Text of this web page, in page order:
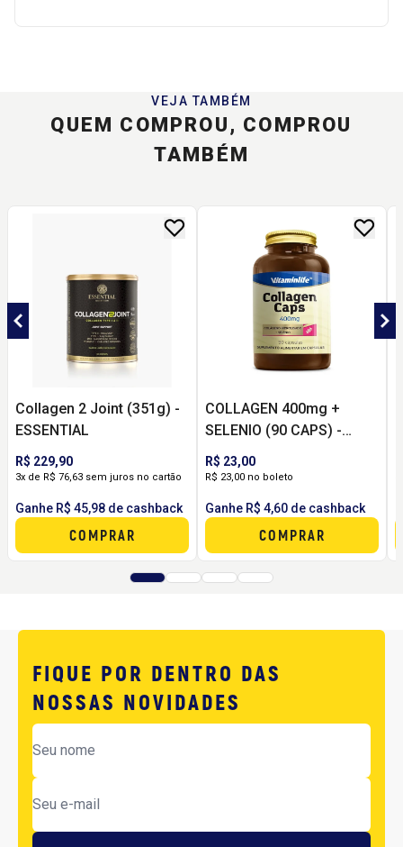
VEJA TAMBÉM
QUEM COMPROU, COMPROU
TAMBÉM
Collagen 2 Joint (351g) -
ESSENTIAL
R$ 229,90
3x de R$ 76,63 sem juros no cartão
Ganhe R$ 45,98 de cashback
COMPRAR
COLLAGEN 400mg +
SELENIO (90 CAPS) -
VITAMINLIFE
R$ 23,00
R$ 23,00 no boleto
Ganhe R$ 4,60 de cashback
COMPRAR
FIQUE POR DENTRO DAS
NOSSAS NOVIDADES